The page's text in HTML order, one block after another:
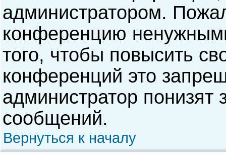
администратором.
конференцию
того, чтобы повысить
конференций это
администратор понизят
сообщений.
Вернуться к началу